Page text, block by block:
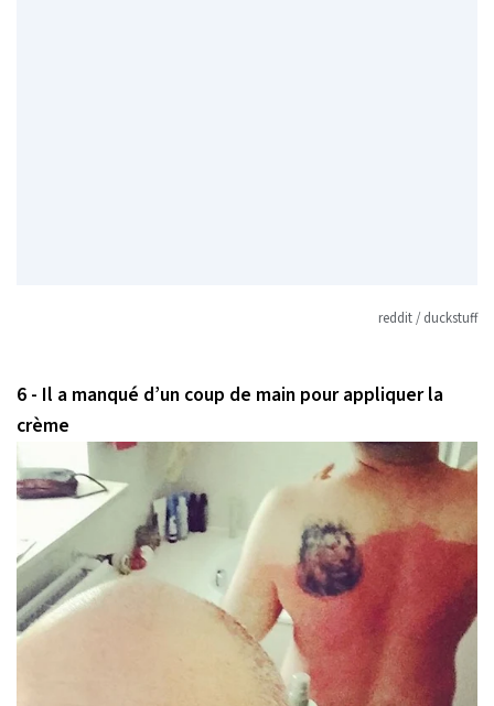
reddit / duckstuff
6 - Il a manqué d’un coup de main pour appliquer la
crème